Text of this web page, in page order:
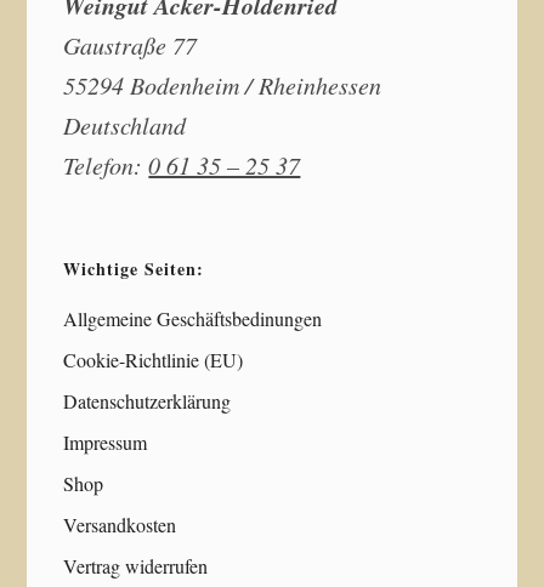
Gaustraße 77
55294 Bodenheim / Rheinhessen
Deutschland
Telefon:0 61 35 – 25 37
Wichtige Seiten:
Allgemeine Geschäftsbedinungen
Cookie-Richtlinie (EU)
Datenschutzerklärung
Impressum
Shop
Versandkosten
Vertrag widerrufen